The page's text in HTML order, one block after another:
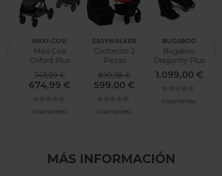
MAXI-COSI
Maxi Cosi
Oxford Plus
749,99 €
674,99 €
0 opinión(es)
EASYWALKER
Cochecito 2
Piezas
Harvey 3
899,98 €
599,00 €
0 opinión(es)
BUGABOO
Bugaboo
Dragonfly Plus
1.099,00 €
0 opinión(es)
MÁS INFORMACIÓN